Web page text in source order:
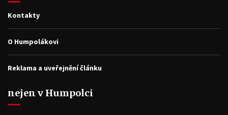
Kontakty
O Humpolákovi
Reklama a uveřejnění článku
nejen v Humpolci